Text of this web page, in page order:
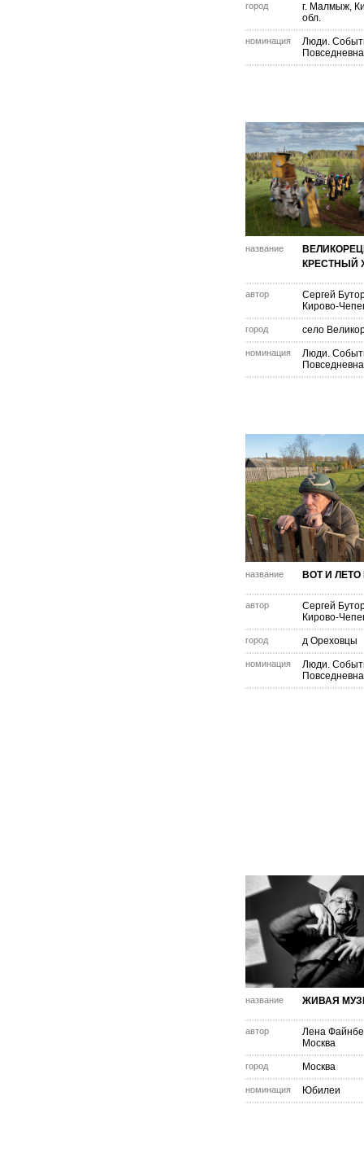
город
г. Малмыж,
обл.
номинация
Люди.
название
КРЕСТНЫЙ
автор
Сергей
Кирово-
город село
номинация
Люди.
название ВОТ И
автор
Сергей
Кирово-
город д Ореховцы
номинация
Люди.
название ЖИВАЯ
автор
Лена
Москва
город Москва
номинация Юбилеи